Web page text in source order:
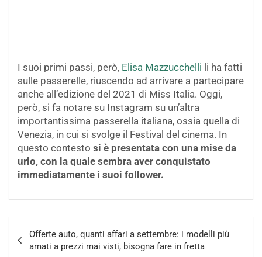
I suoi primi passi, però, Elisa Mazzucchelli li ha fatti
sulle passerelle, riuscendo ad arrivare a partecipare
anche all’edizione del 2021 di Miss Italia. Oggi,
però, si fa notare su Instagram su un’altra
importantissima passerella italiana, ossia quella di
Venezia, in cui si svolge il Festival del cinema. In
questo contesto si è presentata con una mise da
urlo, con la quale sembra aver conquistato
immediatamente i suoi follower.
articoli
Offerte auto, quanti affari a settembre: i modelli più
amati a prezzi mai visti, bisogna fare in fretta